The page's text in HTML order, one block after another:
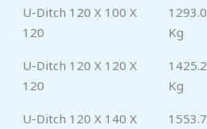
U-Ditch 120 X 100 X
120
1293.0
Kg
U-Ditch 120 X 120 X
120
1425.2
Kg
U-Ditch 120 X 140 X
1553.7